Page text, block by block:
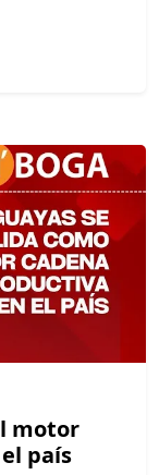
motor
país